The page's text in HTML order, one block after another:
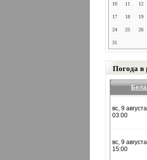
10 11 12
17 18 19
24 25 26
31
Погода в